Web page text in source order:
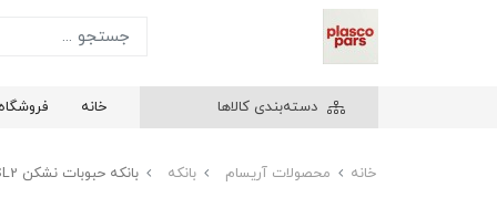
دسته‌بندی کالاها خانه فروشگاه
خانه محصولات آریسام بانکه بانکه حبوبات نشکن SL2 آریسام